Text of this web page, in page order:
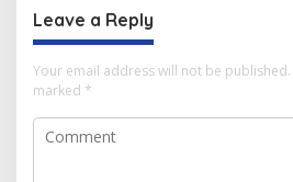
Leave a Reply
Your email address will not be published.
marked *